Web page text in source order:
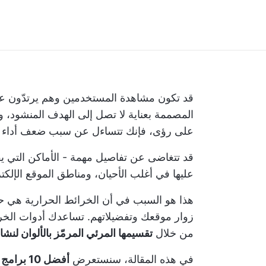
قد تكون مشاهدة المستخدمين وهم يرتدّون
المصممة بعناية لا تصل إلى الهدف
على رؤى، فإنك تتساءل عن سبب ضعف أداء
قد تتغاضى عن تفاصيل مهمة - الأماكن التي
عليها في أغلب الأحيان، ومناطق الموقع
هذا هو السبب في أن الخرائط الحرارية هي
زوار موقعك وتفضيلاتهم. تساعدك أدوات
من خلالتقسيمها المرئي المرمّز بالألوان
في هذه المقالة، سنستعرض أفضل 10 برامج لخرائط الحرارة